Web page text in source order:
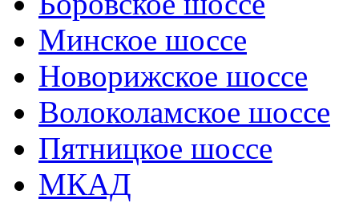
Минское шоссе
Новорижское шоссе
Волоколамское шоссе
Пятницкое шоссе
МКАД